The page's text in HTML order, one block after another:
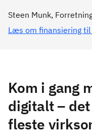
Steen Munk,
Læs om finansiering
Kom i gang
digitalt –
fleste